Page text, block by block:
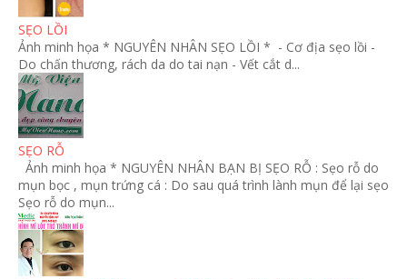
SẸO LỒI
Ảnh minh họa * NGUYÊN NHÂN SẸO LỒI * - Cơ địa sẹo lồi -
Do chấn thương, rách da do tai nạn - Vết cắt d...
SẸO RỖ
Ảnh minh họa * NGUYÊN NHÂN BẠN BỊ SẸO RỖ : Sẹo rỗ do
mụn bọc , mụn trứng cá : Do sau quá trình lành mụn để lại sẹo
Sẹo rỗ do mụn...